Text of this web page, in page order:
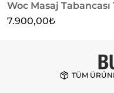
Woc Masaj Tabancası
7.900,00₺
TÜM